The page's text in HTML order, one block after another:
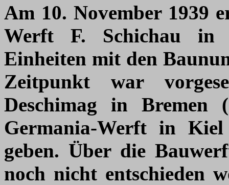
Am 10. November 1939
Werft F. Schichau in
Einheiten mit den
Zeitpunkt war
Deschimag in
Germania-Werft in
geben. Über die
noch nicht entschieden